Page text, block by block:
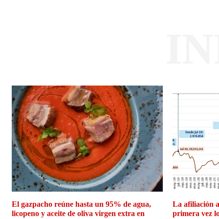
El gazpacho reúne hasta un 95% de agua,
licopeno y aceite de oliva virgen extra en
La afiliación
primera vez